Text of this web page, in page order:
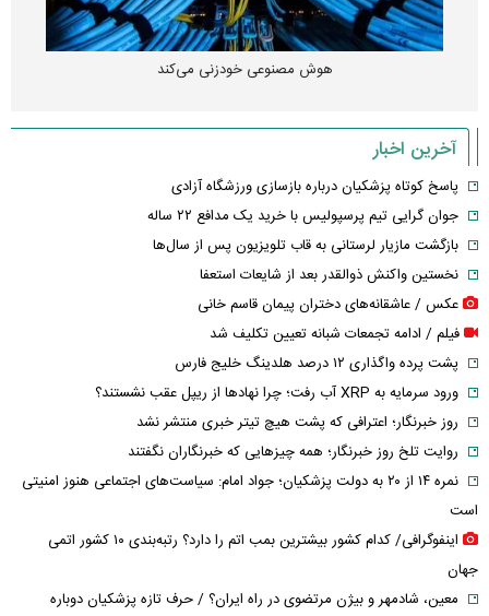
هوش مصنوعی خودزنی می‌کند
آخرین اخبار
پاسخ کوتاه پزشکیان درباره بازسازی ورزشگاه آزادی
جوان گرایی تیم پرسپولیس با خرید یک مدافع ۲۲ ساله
بازگشت مازیار لرستانی به قاب تلویزیون پس از سال‌ها
نخستین واکنش ذوالقدر بعد از شایعات استعفا
عکس / عاشقانه‌های دختران پیمان قاسم خانی
فیلم / ادامه تجمعات شبانه تعیین تکلیف شد
پشت پرده واگذاری ۱۲ درصد هلدینگ خلیج فارس
ورود سرمایه به XRP آب رفت؛ چرا نهادها از ریپل عقب نشستند؟
روز خبرنگار؛ اعترافی که پشت هیچ تیتر خبری منتشر نشد
روایت تلخ روز خبرنگار؛ همه چیزهایی که خبرنگاران نگفتند
نمره ۱۴ از ۲۰ به دولت پزشکیان؛ جواد امام: سیاست‌های اجتماعی هنوز امنیتی
است
اینفوگرافی/ کدام کشور بیشترین بمب اتم را دارد؟ رتبه‌بندی ۱۰ کشور اتمی
جهان
معین، شادمهر و بیژن مرتضوی در راه ایران؟ / حرف تازه پزشکیان دوباره